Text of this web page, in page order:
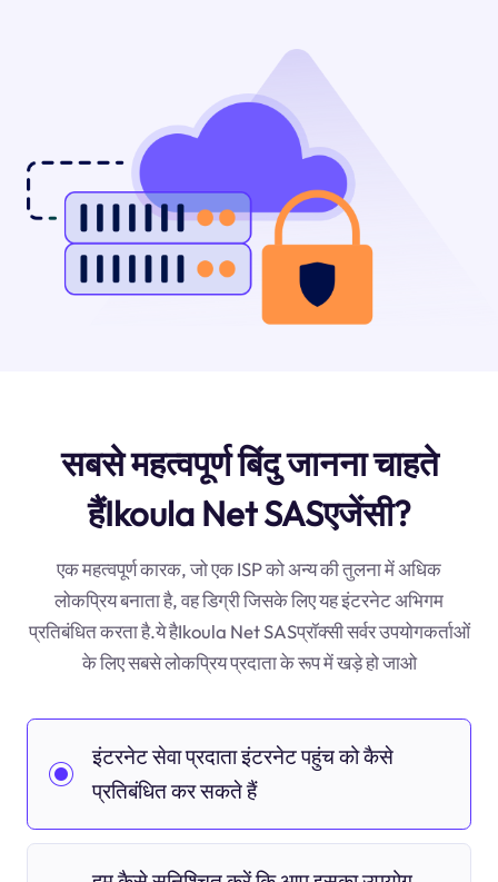
सबसे महत्वपूर्ण बिंदु जानना चाहते
हैंIkoula Net SASएजेंसी?
एक महत्वपूर्ण कारक, जो एक ISP को अन्य की तुलना में अधिक
लोकप्रिय बनाता है, वह डिग्री जिसके लिए यह इंटरनेट अभिगम
प्रतिबंधित करता है.ये हैIkoula Net SASप्रॉक्सी सर्वर उपयोगकर्ताओं
के लिए सबसे लोकप्रिय प्रदाता के रूप में खड़े हो जाओ
इंटरनेट सेवा प्रदाता इंटरनेट पहुंच को कैसे
प्रतिबंधित कर सकते हैं